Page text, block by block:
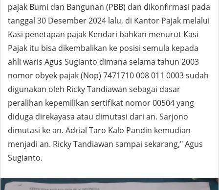
pajak Bumi dan Bangunan (PBB) dan dikonfirmasi pada
tanggal 30 Desember 2024 lalu, di Kantor Pajak melalui
Kasi penetapan pajak Kendari bahkan menurut Kasi
Pajak itu bisa dikembalikan ke posisi semula kepada
ahli waris Agus Sugianto dimana selama tahun 2003
nomor obyek pajak (Nop) 7471710 008 011 0003 sudah
digunakan oleh Ricky Tandiawan sebagai dasar
peralihan kepemilikan sertifikat nomor 00504 yang
diduga direkayasa atau dimutasi dari an. Sarjono
dimutasi ke an. Adrial Taro Kalo Pandin kemudian
menjadi an. Ricky Tandiawan sampai sekarang," Agus
Sugianto.